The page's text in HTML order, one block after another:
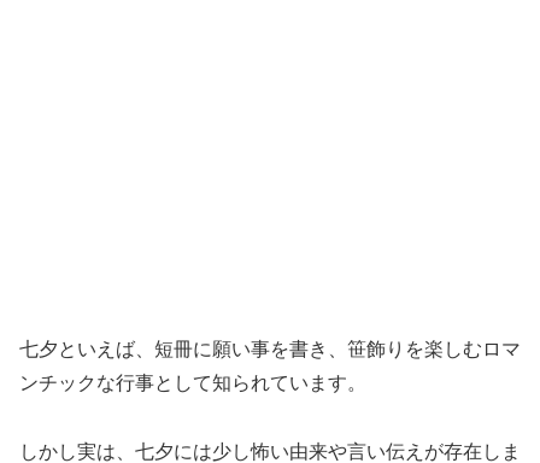
七夕といえば、短冊に願い事を書き、笹飾りを楽しむロマ
ンチックな行事として知られています。
しかし実は、七夕には少し怖い由来や言い伝えが存在しま